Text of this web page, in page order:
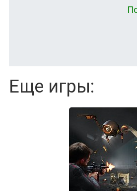
Еще игры: